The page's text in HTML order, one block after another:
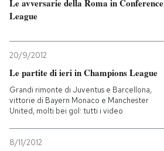
Le avversarie della Roma in Conference
League
20/9/2012
Le partite di ieri in Champions League
Grandi rimonte di Juventus e Barcellona,
vittorie di Bayern Monaco e Manchester
United, molti bei gol: tutti i video
8/11/2012